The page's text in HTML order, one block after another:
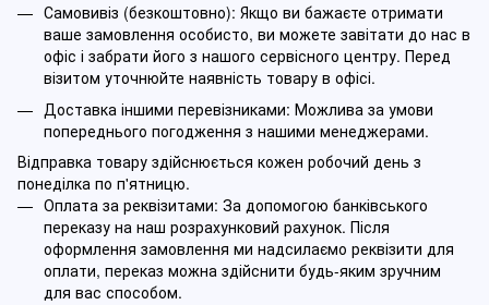
Самовивіз (безкоштовно): Якщо ви бажаєте отримати
ваше замовлення особисто, ви можете завітати до нас в
офіс і забрати його з нашого сервісного центру. Перед
візитом уточнюйте наявність товару в офісі.
Доставка іншими перевізниками: Можлива за умови
попереднього погодження з нашими менеджерами.
Відправка товару здійснюється кожен робочий день з
понеділка по п'ятницю.
Оплата за реквізитами: За допомогою банківського
переказу на наш розрахунковий рахунок. Після
оформлення замовлення ми надсилаємо реквізити для
оплати, переказ можна здійснити будь-яким зручним
для вас способом.